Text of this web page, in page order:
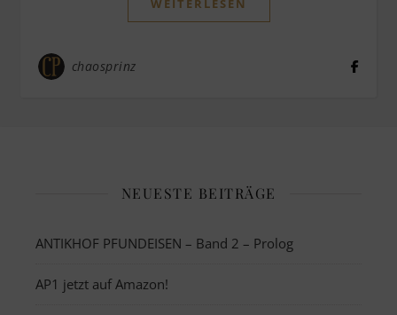
WEITERLESEN
chaosprinz
NEUESTE BEITRÄGE
ANTIKHOF PFUNDEISEN – Band 2 – Prolog
AP1 jetzt auf Amazon!